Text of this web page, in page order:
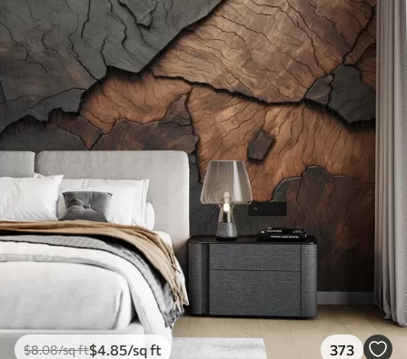
$8.08/sq ft$4 .85/sq ft 373